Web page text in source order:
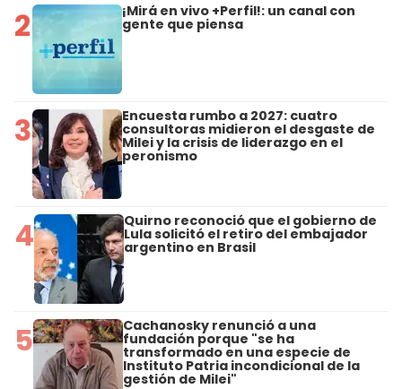
2 ¡Mirá en vivo +Perfil!: un canal con
gente que piensa
3 Encuesta rumbo a 2027: cuatro
consultoras midieron el desgaste de
Milei y la crisis de liderazgo en el
peronismo
4 Quirno reconoció que el gobierno de
Lula solicitó el retiro del embajador
argentino en Brasil
5 Cachanosky renunció a una
fundación porque "se ha
transformado en una especie de
Instituto Patria incondicional de la
gestión de Milei"